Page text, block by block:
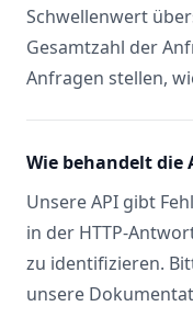
Schwellenwert
Gesamtzahl der
Anfragen stellen,
Wie behandelt die
Unsere API gibt
in der HTTP-
zu identifizieren.
unsere